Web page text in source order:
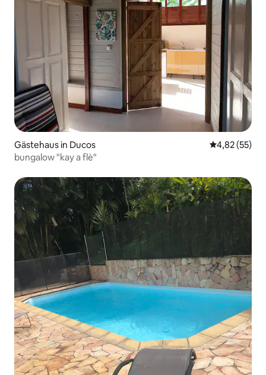
Gästehaus in Ducos
4,82 (55)
bungalow "kay a flè"